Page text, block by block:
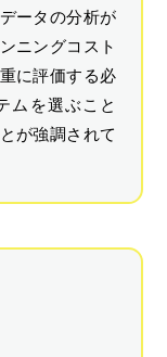
ータの分析が
ニングコスト
に評価する必
ムを選ぶこと
が強調されて